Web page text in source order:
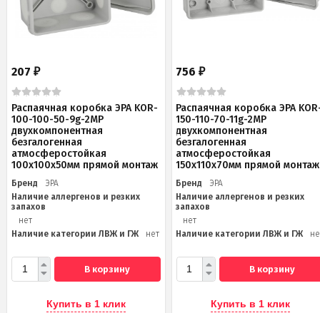
207 ₽
Распаячная коробка ЭРА KOR-
100-100-50-9g-2MP
двухкомпонентная
безгалогенная
атмосферостойкая
100х100х50мм прямой монтаж
Бренд
ЭРА
Наличие аллергенов и резких
запахов
нет
Наличие категории ЛВЖ и ГЖ
нет
В корзину
Купить в 1 клик
756₽
Распаячная коробка ЭРА
150-110-70-11g-2MP
двухкомпонентная
безгалогенная
атмосферостойкая
150х110х70мм прямой монтаж
Бренд
ЭРА
Наличие аллергенов и резких
запахов
нет
Наличие категории ЛВЖ и ГЖ
В корзину
Купить в 1 клик